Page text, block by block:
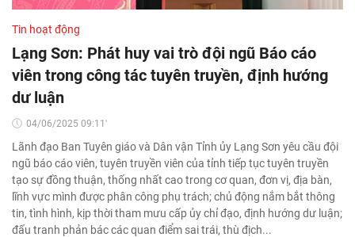
Tin hoạt động
Lạng Sơn: Phát huy vai trò đội ngũ Báo cáo
viên trong công tác tuyên truyền, định hướng
dư luận
04/06/2025 09:11'
Lãnh đạo Ban Tuyên giáo và Dân vận Tỉnh ủy Lạng Sơn yêu cầu đội
ngũ báo cáo viên, tuyên truyền viên của tỉnh tiếp tục tuyên truyền
tạo sự đồng thuận, thống nhất cao trong cơ quan, đơn vị, địa bàn,
lĩnh vực mình được phân công phụ trách; chủ động nắm bắt thông
tin, tình hình, kịp thời tham mưu cấp ủy chỉ đạo, định hướng dư luận;
đấu tranh phản bác các quan điểm sai trái, thù địch...